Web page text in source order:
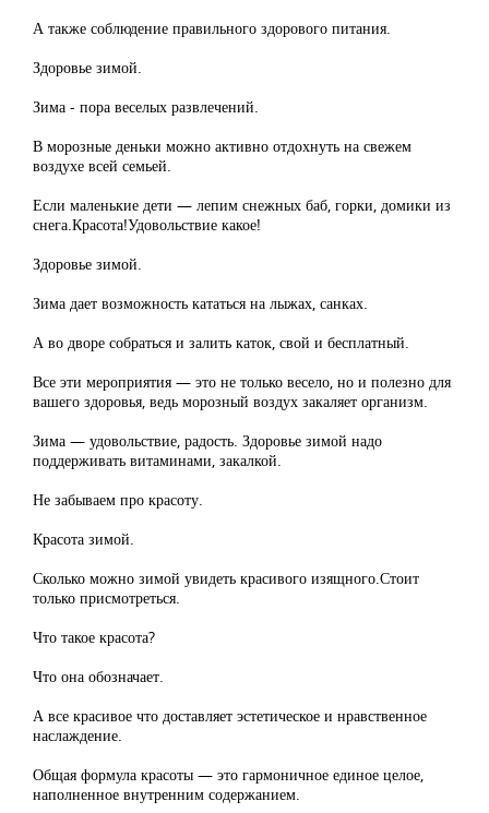
А также соблюдение правильного здорового питания.
Здоровье зимой.
Зима - пора веселых развлечений.
В морозные деньки можно активно отдохнуть на свежем
воздухе всей семьей.
Если маленькие дети — лепим снежных баб, горки, домики из
снега.Красота!Удовольствие какое!
Здоровье зимой.
Зима дает возможность кататься на лыжах, санках.
А во дворе собраться и залить каток, свой и бесплатный.
Все эти мероприятия — это не только весело, но и полезно для
вашего здоровья, ведь морозный воздух закаляет организм.
Зима — удовольствие, радость. Здоровье зимой надо
поддерживать витаминами, закалкой.
Не забываем про красоту.
Красота зимой.
Сколько можно зимой увидеть красивого изящного.Стоит
только присмотреться.
Что такое красота?
Что она обозначает.
А все красивое что доставляет эстетическое и нравственное
наслаждение.
Общая формула красоты — это гармоничное единое целое,
наполненное внутренним содержанием.